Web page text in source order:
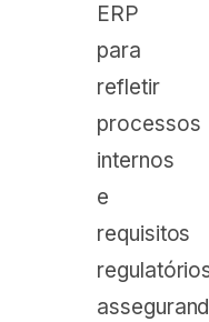
ERP
para
refletir
processos
internos
e
requisitos